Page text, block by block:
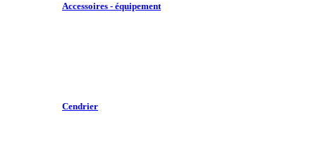
Accessoires - équipement
Cendrier